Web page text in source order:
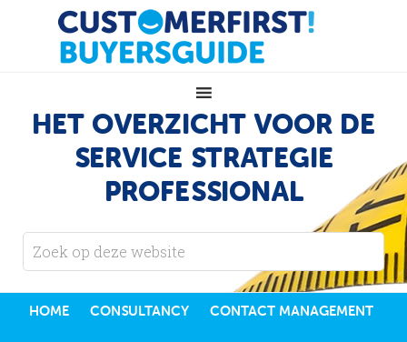
HET OVERZICHT VOOR DE
SERVICE STRATEGIE
PROFESSIONAL
HOME CONSULTANCY CONTACT MANAGEMENT